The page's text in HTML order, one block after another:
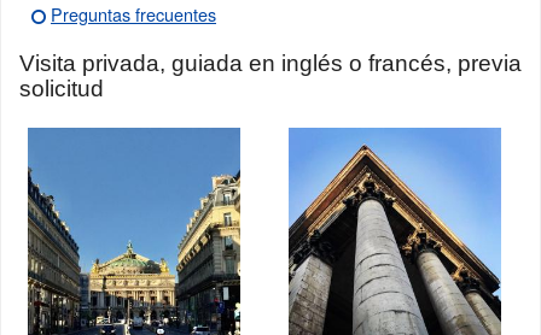
Preguntas frecuentes
Visita privada, guiada en inglés o francés, previa
solicitud